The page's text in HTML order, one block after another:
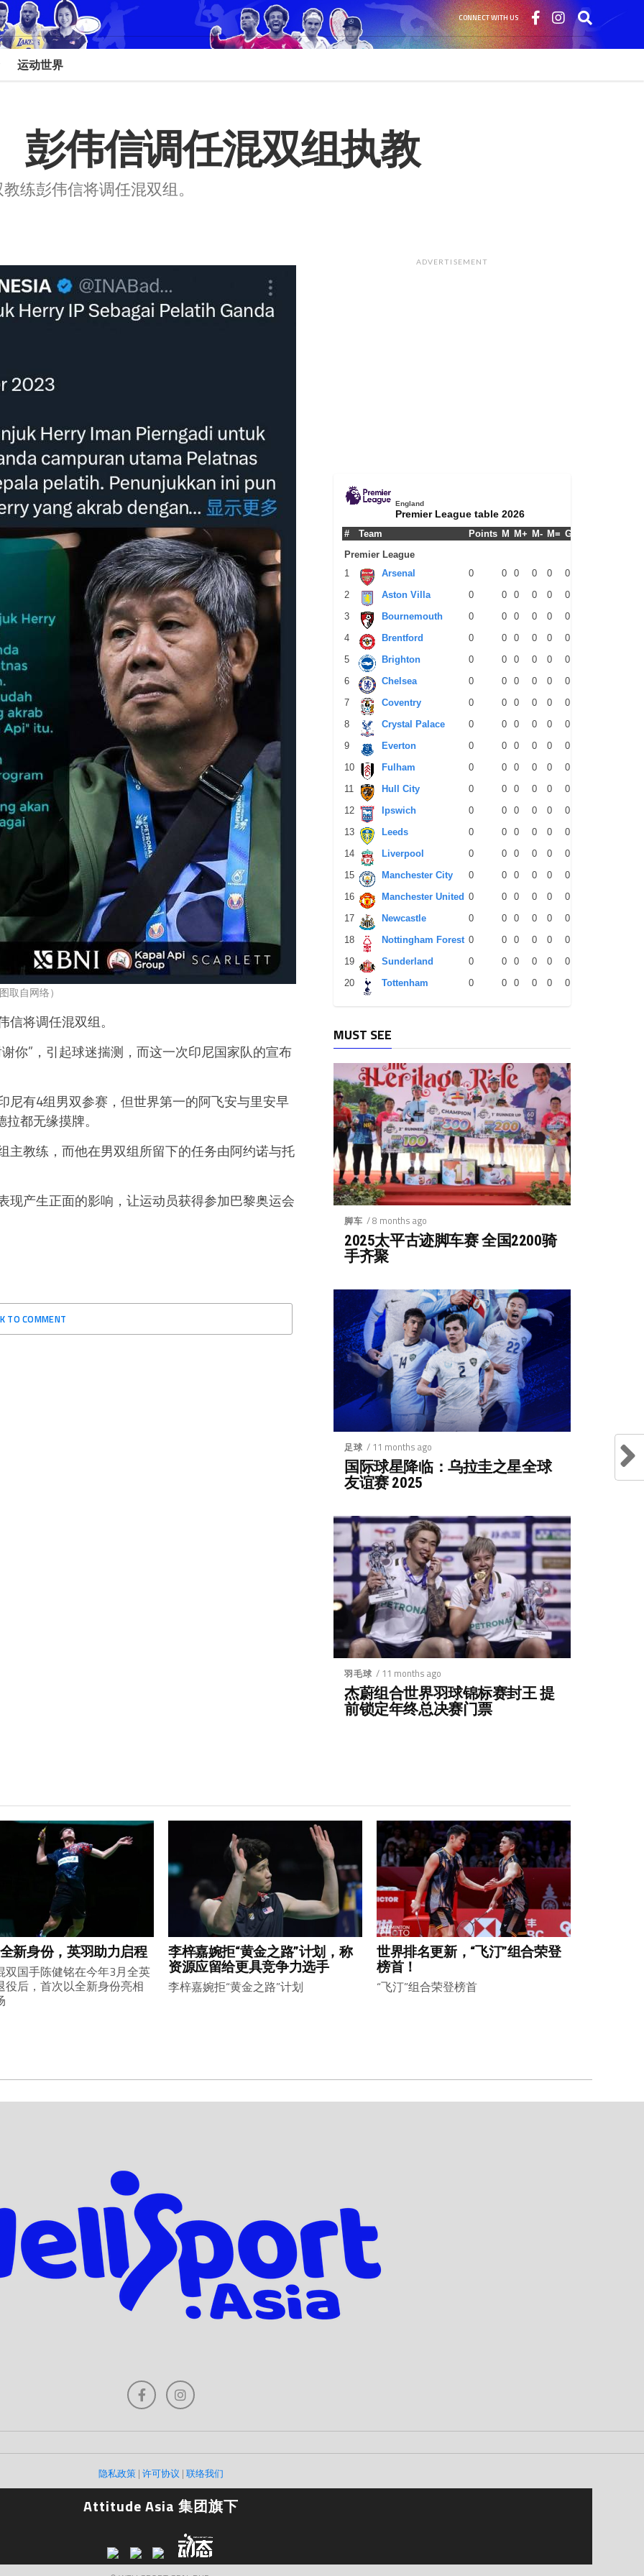
CONNECT WITH US
运动世界
彭伟信调任混双组执教
练彭伟信将调任混双组。
取自网络）
将调任混双组。
你”，引起球迷揣测，而这一次印尼国家队的宣布
尼有4组男双参赛，但世界第一的阿飞安与里安早
都无缘摸牌。
主教练，而他在男双组所留下的任务由阿约诺与托
产生正面的影响，让运动员获得参加巴黎奥运会
TO COMMENT
ADVERTISEMENT
England
Premier League table 2026
# Team Points M M+ M- M= G+
Premier League
1
Arsenal 0 0 0 0 0 0
2
Aston Villa 0 0 0 0 0 0
3
Bournemouth 0 0 0 0 0 0
4
Brentford 0 0 0 0 0 0
5
Brighton 0 0 0 0 0 0
6
Chelsea 0 0 0 0 0 0
7
Coventry 0 0 0 0 0 0
8
Crystal Palace 0 0 0 0 0 0
9
Everton 0 0 0 0 0 0
10
Fulham 0 0 0 0 0 0
11
Hull City 0 0 0 0 0 0
12
Ipswich 0 0 0 0 0 0
13
Leeds 0 0 0 0 0 0
14
Liverpool 0 0 0 0 0 0
15
Manchester City 0 0 0 0 0 0
16
Manchester United 0 0 0 0 0 0
17
Newcastle 0 0 0 0 0 0
18
Nottingham Forest 0 0 0 0 0 0
19
Sunderland 0 0 0 0 0 0
20
Tottenham 0 0 0 0 0 0
MUST SEE
脚车 / 8 months ago
2025太平古迹脚车赛 全国2200骑
手齐聚
足球 / 11 months ago
国际球星降临：乌拉圭之星全球
友谊赛 2025
羽毛球 / 11 months ago
杰蔚组合世界羽球锦标赛封王 提
前锁定年终总决赛门票
新身份，英羽助力启程
双国手陈健铭在今年3月全英
役后，首次以全新身份亮相
李梓嘉婉拒“黄金之路”计划，称
资源应留给更具竞争力选手
李梓嘉婉拒“黄金之路”计划
世界排名更新，“飞汀”组合荣登
榜首！
“飞汀”组合荣登榜首
隐私政策 | 许可协议 | 联络我们
Attitude Asia 集团旗下